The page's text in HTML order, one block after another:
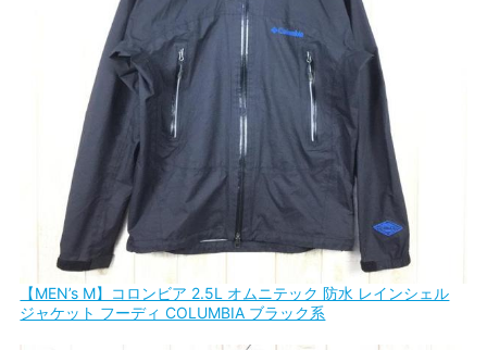
【MEN’s M】コロンビア 2.5L オムニテック 防水 レインシェル
ジャケット フーディ COLUMBIA ブラック系